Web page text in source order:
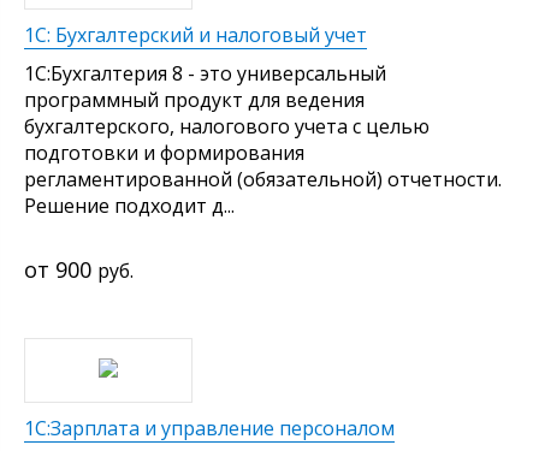
1С: Бухгалтерский и налоговый учет
1С:Бухгалтерия 8 - это универсальный
программный продукт для ведения
бухгалтерского, налогового учета с целью
подготовки и формирования
регламентированной (обязательной) отчетности.
Решение подходит д...
900 руб.
1С:Зарплата и управление персоналом